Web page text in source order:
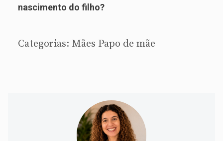
nascimento do filho?
Categorias: Mães Papo de mãe